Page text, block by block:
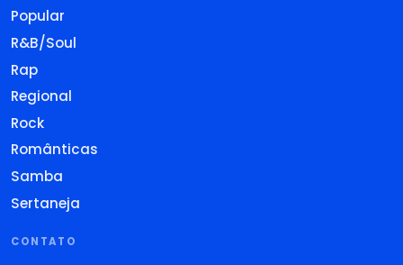
Popular
R&B/Soul
Rap
Regional
Rock
Românticas
Samba
Sertaneja
CONTATO